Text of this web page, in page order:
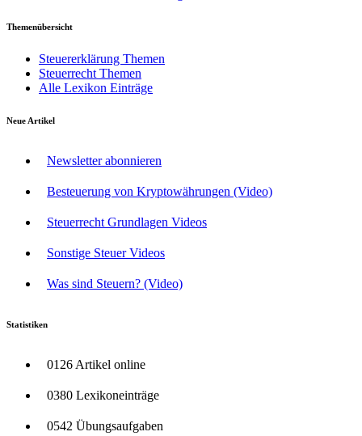
Themenübersicht
Steuererklärung Themen
Steuerrecht Themen
Alle Lexikon Einträge
Neue Artikel
Newsletter abonnieren
Besteuerung von Kryptowährungen (Video)
Steuerrecht Grundlagen Videos
Sonstige Steuer Videos
Was sind Steuern? (Video)
Statistiken
0126 Artikel online
0380 Lexikoneinträge
0542 Übungsaufgaben